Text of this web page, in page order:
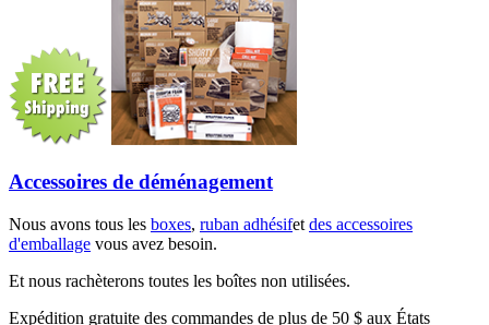
Accessoires de déménagement
Nous avons tous les boxes, ruban adhésifet des accessoires
d'emballage vous avez besoin.
Et nous rachèterons toutes les boîtes non utilisées.
Expédition gratuite des commandes de plus de 50 $ aux États